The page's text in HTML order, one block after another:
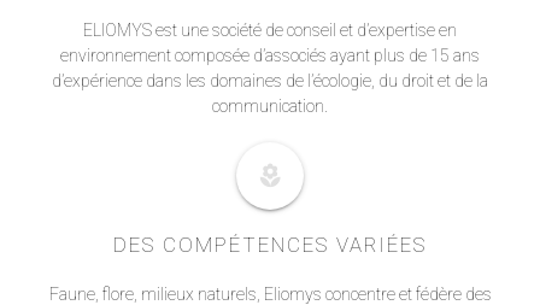
ELIOMYS est une société de conseil et d’expertise en
environnement composée d’associés ayant plus de 15 ans
d’expérience dans les domaines de l’écologie, du droit et de la
communication.
local_florist
DES COMPÉTENCES VARIÉES
Faune, flore, milieux naturels, Eliomys concentre et fédère des